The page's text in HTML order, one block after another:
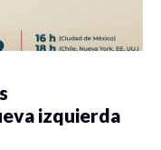
izquierda